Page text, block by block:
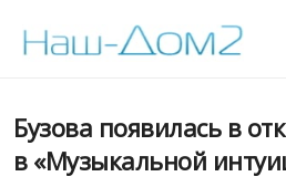
Бузова появилась в
в «Музыкальной